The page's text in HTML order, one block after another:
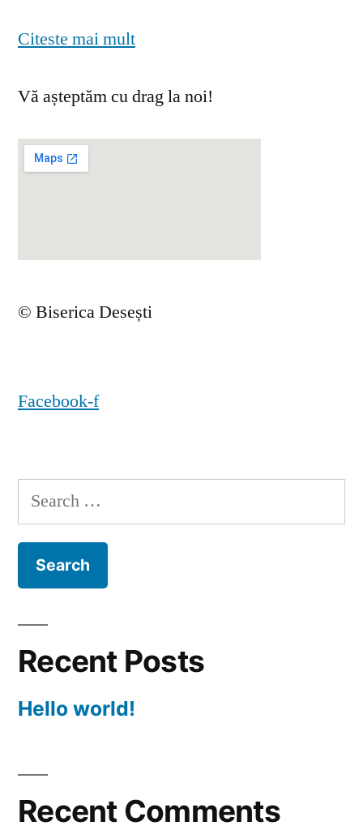
Citeste mai mult
Vă așteptăm cu drag la noi!
© Biserica Desești
Facebook-f
Search
for:
Recent Posts
Hello world!
Recent Comments